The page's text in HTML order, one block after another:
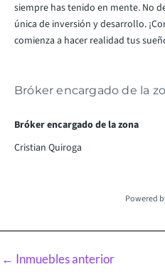
siempre has tenido en mente. No
única de inversión y desarrollo.
comienza a hacer realidad tus
Bróker encargado de la
Bróker encargado de la zona
Cristian Quiroga
Powered
← Inmuebles anterior